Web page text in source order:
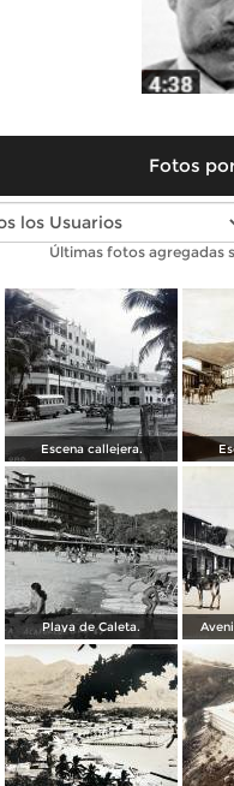
Fotos
Fotos antiguas
Últimas fotos agregadas
Escena callejera.
Playa de Caleta.